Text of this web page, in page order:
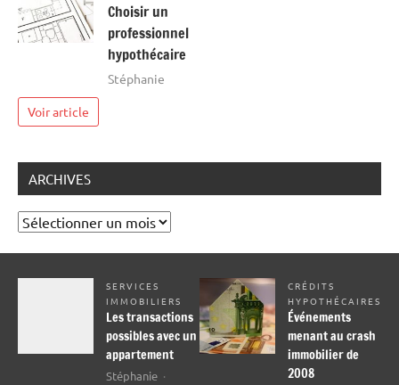
Choisir un
professionnel
hypothécaire
Stéphanie
Voir article
ARCHIVES
Archives
SERVICES
IMMOBILIERS
Les transactions
possibles avec un
appartement
Stéphanie
CRÉDITS
HYPOTHÉCAIRES
Événements
menant au crash
immobilier de
2008